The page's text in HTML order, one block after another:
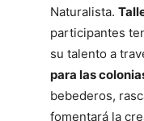
Naturalista.
participantes
su talento a
para las
bebederos,
fomentará la